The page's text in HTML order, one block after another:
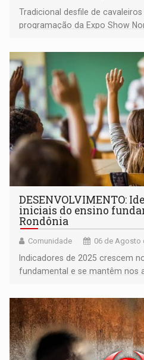
Tradicional desfile de
programação da Expo Show
DESENVOLVIMENTO:
iniciais do ensino
Rondônia
Comunidade 06 de Agosto
Indicadores de 2025 crescem
fundamental e se mantêm nos